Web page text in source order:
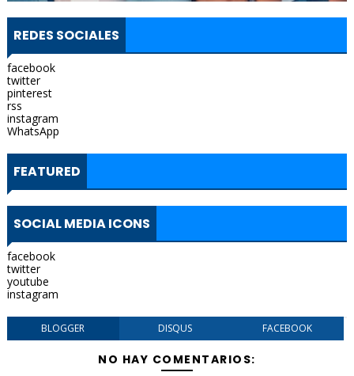
REDES SOCIALES
facebook
twitter
pinterest
rss
instagram
WhatsApp
FEATURED
SOCIAL MEDIA ICONS
facebook
twitter
youtube
instagram
BLOGGER DISQUS FACEBOOK
NO HAY COMENTARIOS: